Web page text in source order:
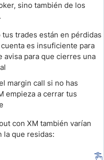
sino también de los
tus trades están en pérdidas
es insuficiente para
avisa para que cierres una
margin call si no has
empieza a cerrar tus
con XM también varían
la que residas: